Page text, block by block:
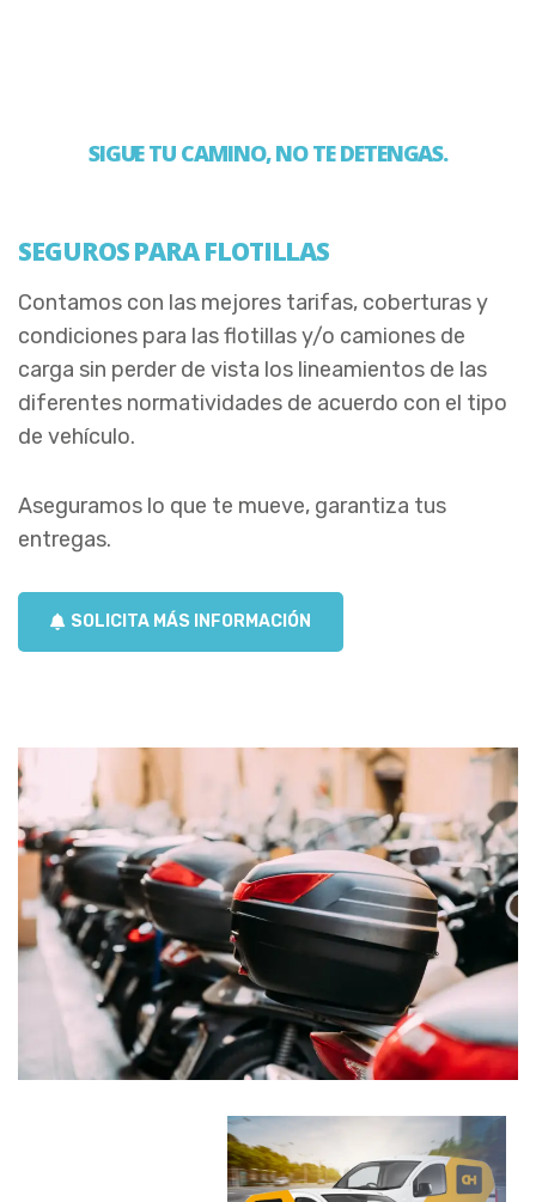
SIGUE TU CAMINO, NO TE DETENGAS.
SEGUROS PARA FLOTILLAS
Contamos con las mejores tarifas, coberturas y
condiciones para las flotillas y/o camiones de
carga sin perder de vista los lineamientos de las
diferentes normatividades de acuerdo con el tipo
de vehículo.
Aseguramos lo que te mueve, garantiza tus
entregas.
SOLICITA MÁS INFORMACIÓN